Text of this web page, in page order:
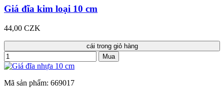
Giá đĩa kim loại 10 cm
44,00 CZK
cái trong giỏ hàng
Mua
Mã sản phẩm: 669017